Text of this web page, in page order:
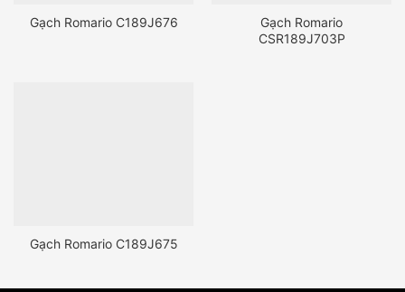
Gạch Romario C189J676
Gạch Romario
CSR189J703P
Gạch Romario C189J675